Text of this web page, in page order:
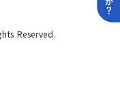
Reserved.